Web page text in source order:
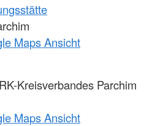
Maps Ansicht
Kreisverbandes Parchim
Maps Ansicht